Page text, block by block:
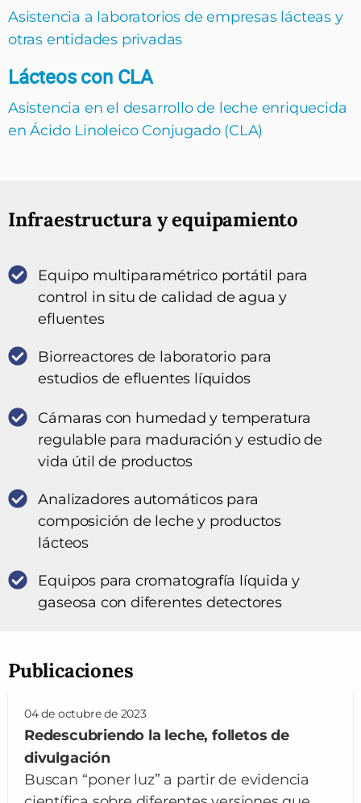
Asistencia a laboratorios de empresas lácteas y
otras entidades privadas
Lácteos con CLA
Asistencia en el desarrollo de leche enriquecida
en Ácido Linoleico Conjugado (CLA)
Infraestructura y equipamiento
Equipo multiparamétrico portátil para
control in situ de calidad de agua y
efluentes
Biorreactores de laboratorio para
estudios de efluentes líquidos
Cámaras con humedad y temperatura
regulable para maduración y estudio de
vida útil de productos
Analizadores automáticos para
composición de leche y productos
lácteos
Equipos para cromatografía líquida y
gaseosa con diferentes detectores
Publicaciones
04 de octubre de 2023
Redescubriendo la leche, folletos de
divulgación
Buscan “poner luz” a partir de evidencia